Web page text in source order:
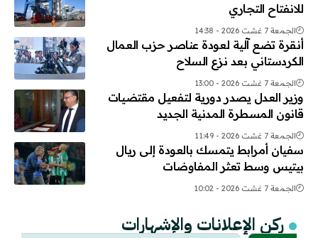
للانفتاح التجاري
الجمعة 7 غشت 2026 - 14:38
أنقرة تضع آلية لعودة عناصر حزب العمال
الكردستاني بعد نزع السلاح
الجمعة 7 غشت 2026 - 13:00
وزير العدل يصدر دورية لتفعيل مقتضيات
قانون المسطرة المدنية الجديد
الجمعة 7 غشت 2026 - 11:49
سفيان أمرابط يتمسك بالعودة إلى ريال
بيتيس وسط تعثر المفاوضات
الجمعة 7 غشت 2026 - 10:02
ركن الإعلانات والإشهارات